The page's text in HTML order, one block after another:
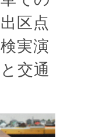
倉上山田温泉
出区点
検実演
と交通
フェス